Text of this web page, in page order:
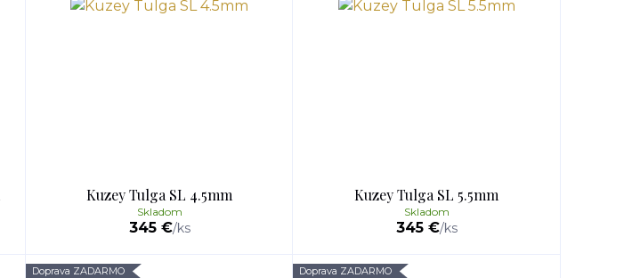
Kuzey Tulga SL 4.5mm
345 €/ks
Skladom
Kuzey Tulga SL 5.5mm
345 €/ks
Skladom
Doprava ZADARMO Doprava ZADARMO